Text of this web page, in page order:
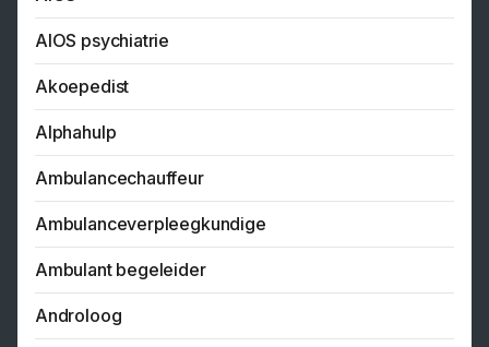
AIOS psychiatrie
Akoepedist
Alphahulp
Ambulancechauffeur
Ambulanceverpleegkundige
Ambulant begeleider
Androloog